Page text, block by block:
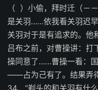
（ ）小偷，拜时迁（
是关羽……依我看关羽迟
关羽对于是有追求的。他
吕布之前，对曹操讲：打
操同意了……曹操一看：
——占为己有了。结果弄
34、“剃头的和关羽有什